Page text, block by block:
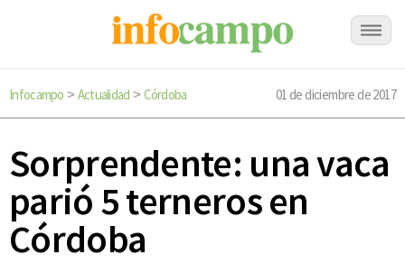
Infocampo > Actualidad > Córdoba 01 de diciembre de 2017
Sorprendente: una vaca
parió 5 terneros en
Córdoba